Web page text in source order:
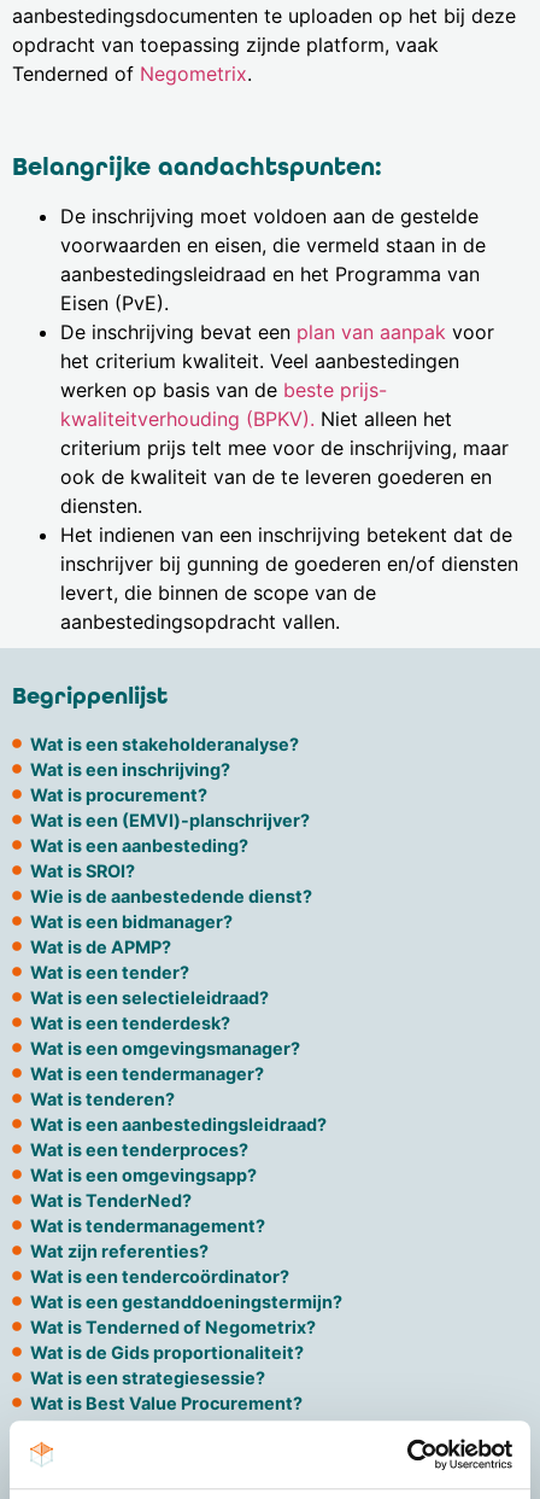
Begrippenlijst
Wat is een stakeholderanalyse?
Wat is een inschrijving?
Wat is procurement?
Wat is een (EMVI)-planschrijver?
Wat is een aanbesteding?
Wat is SROI?
Wie is de aanbestedende dienst?
Wat is een bidmanager?
Wat is de APMP?
Wat is een tender?
Wat is een selectieleidraad?
Wat is een tenderdesk?
Wat is een omgevingsmanager?
Wat is een tendermanager?
Wat is tenderen?
Wat is een aanbestedingsleidraad?
Wat is een tenderproces?
Wat is een omgevingsapp?
Wat is TenderNed?
Wat is tendermanagement?
Wat zijn referenties?
Wat is een tendercoördinator?
Wat is een gestanddoeningstermijn?
Wat is Tenderned of Negometrix?
Wat is de Gids proportionaliteit?
Wat is een strategiesessie?
Wat is Best Value Procurement?
Wat is de standstill-termijn?
aanbestedingsdocumenten te uploaden op het bij deze
opdracht van toepassing zijnde platform, vaak
Tenderned of Negometrix.
Belangrijke aandachtspunten:
De inschrijving moet voldoen aan de gestelde
voorwaarden en eisen, die vermeld staan in de
aanbestedingsleidraad en het Programma van
Eisen (PvE).
De inschrijving bevat een plan van aanpak voor
het criterium kwaliteit. Veel aanbestedingen
werken op basis van de beste prijs-
kwaliteitverhouding (BPKV). Niet alleen het
criterium prijs telt mee voor de inschrijving, maar
ook de kwaliteit van de te leveren goederen en
diensten.
Het indienen van een inschrijving betekent dat de
inschrijver bij gunning de goederen en/of diensten
levert, die binnen de scope van de
aanbestedingsopdracht vallen.